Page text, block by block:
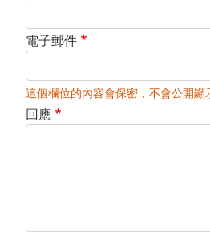
電子郵件
這個欄位的內容會保密，不會公開顯
回應